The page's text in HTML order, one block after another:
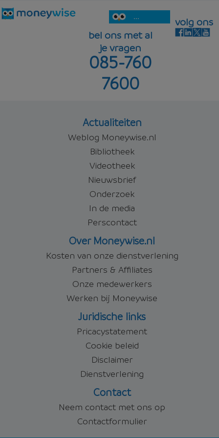
...
bel ons met al
je vragen
085-760
7600
volg ons
Actualiteiten
Weblog Moneywise.nl
Bibliotheek
Videotheek
Nieuwsbrief
Onderzoek
In de media
Perscontact
Over Moneywise.nl
Kosten van onze dienstverlening
Partners & Affiliates
Onze medewerkers
Werken bij Moneywise
Juridische links
Pricacystatement
Cookie beleid
Disclaimer
Dienstverlening
Contact
Neem contact met ons op
Contactformulier